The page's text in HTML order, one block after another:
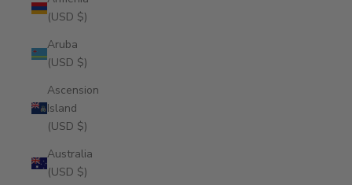
(USD $)
Aruba
(USD $)
Ascension
Island
(USD $)
Australia
(USD $)